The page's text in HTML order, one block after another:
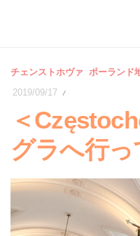
チェンストホヴァ ポーランド
2019/09/17 /
＜
グラへ行